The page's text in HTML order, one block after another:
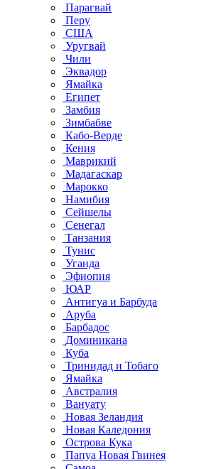
Парагвай
Перу
США
Уругвай
Чили
Эквадор
Ямайка
Египет
Замбия
Зимбабве
Кабо-Верде
Кения
Маврикий
Мадагаскар
Марокко
Намибия
Сейшелы
Сенегал
Танзания
Тунис
Уганда
Эфиопия
ЮАР
Антигуа и Барбуда
Аруба
Барбадос
Доминикана
Куба
Тринидад и Тобаго
Ямайка
Австралия
Вануату
Новая Зеландия
Новая Каледония
Острова Кука
Папуа Новая Гвинея